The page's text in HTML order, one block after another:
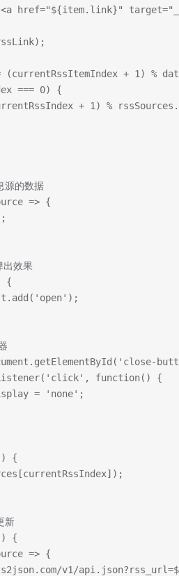
`<a href="${item.link}"
(currentRssItemIndex + 1) %
=== 0) {
+ 1) %
源的数据
=> {
效果
{
function() {
= 'none';
{
新
{
=> {
v1/